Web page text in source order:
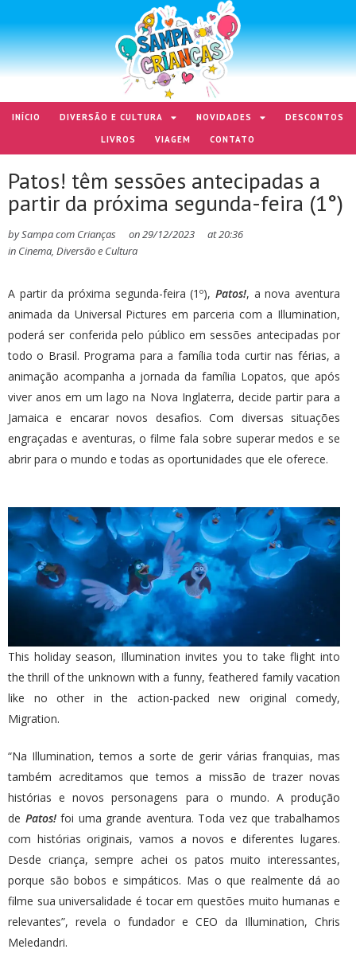
INÍCIO DIVERSÃO E CULTURA NOVIDADES
DESCONTOS
LIVROS
VIAGEM CONTATO
Patos! têm sessões antecipadas a
partir da próxima segunda-feira (1°)
bySampa com Crianças on29/12/2023 at20:36
in Cinema, Diversão e Cultura
A partir da próxima segunda-feira (1º), Patos!, a nova aventura
animada da Universal Pictures em parceria com a Illumination,
poderá ser conferida pelo público em sessões antecipadas por
todo o Brasil. Programa para a família toda curtir nas férias, a
animação acompanha a jornada da família Lopatos, que após
viver anos em um lago na Nova Inglaterra, decide partir para a
Jamaica e encarar novos desafios. Com diversas situações
engraçadas e aventuras, o filme fala sobre superar medos e se
abrir para o mundo e todas as oportunidades que ele oferece.
This holiday season, Illumination invites you to take flight into
the thrill of the unknown with a funny, feathered family vacation
like no other in the action-packed new original comedy,
Migration.
“Na Illumination, temos a sorte de gerir várias franquias, mas
também acreditamos que temos a missão de trazer novas
histórias e novos personagens para o mundo. A produção
de Patos!foi uma grande aventura. Toda vez que trabalhamos
com histórias originais, vamos a novos e diferentes lugares.
Desde criança, sempre achei os patos muito interessantes,
porque são bobos e simpáticos. Mas o que realmente dá ao
filme sua universalidade é tocar em questões muito humanas e
relevantes”, revela o fundador e CEO da Illumination, Chris
Meledandri.